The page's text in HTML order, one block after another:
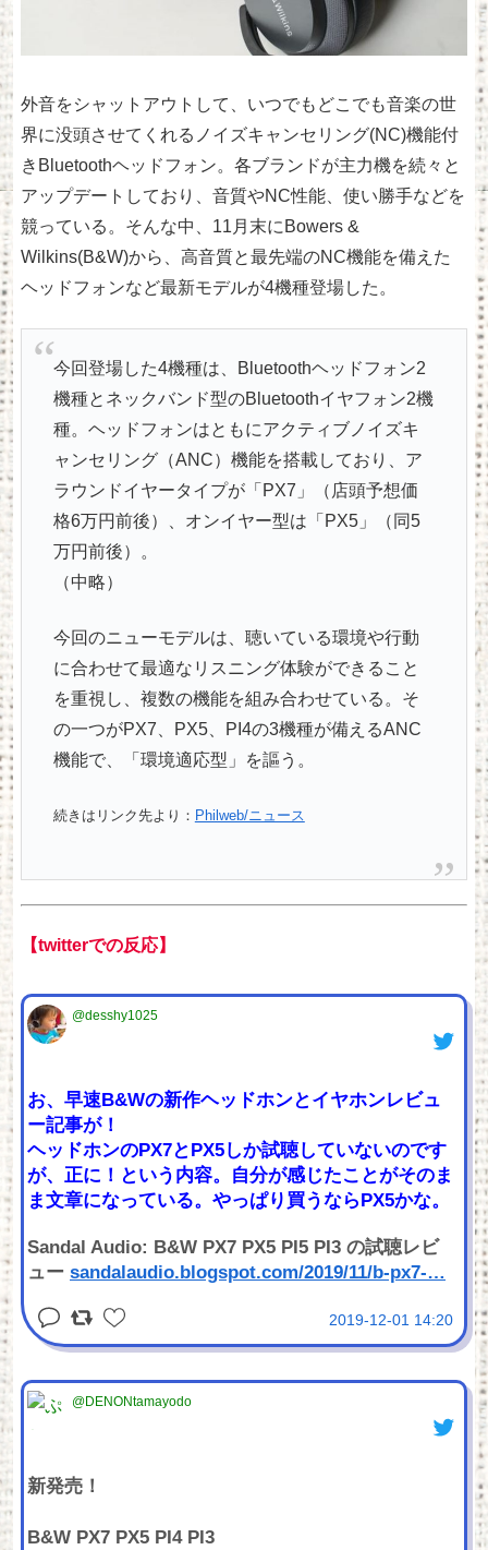
外音をシャットアウトして、いつでもどこでも音楽の世
界に没頭させてくれるノイズキャンセリング(NC)機能付
きBluetoothヘッドフォン。各ブランドが主力機を続々と
アップデートしており、音質やNC性能、使い勝手などを
競っている。そんな中、11月末にBowers &
Wilkins(B&W)から、高音質と最先端のNC機能を備えた
ヘッドフォンなど最新モデルが4機種登場した。
今回登場した4機種は、Bluetoothヘッドフォン2
機種とネックバンド型のBluetoothイヤフォン2機
種。ヘッドフォンはともにアクティブノイズキ
ャンセリング（ANC）機能を搭載しており、ア
ラウンドイヤータイプが「PX7」（店頭予想価
格6万円前後）、オンイヤー型は「PX5」（同5
万円前後）。
（中略）
今回のニューモデルは、聴いている環境や行動
に合わせて最適なリスニング体験ができること
を重視し、複数の機能を組み合わせている。そ
の一つがPX7、PX5、PI4の3機種が備えるANC
機能で、「環境適応型」を謳う。
続きはリンク先より： Philweb/ニュース
【twitterでの反応】
@desshy1025
お、早速B&Wの新作ヘッドホンとイヤホンレビュ
ー記事が！
ヘッドホンのPX7とPX5しか試聴していないのです
が、正に！という内容。自分が感じたことがそのま
ま文章になっている。やっぱり買うならPX5かな。
Sandal Audio: B&W PX7 PX5 PI5 PI3 の試聴レビ
ュー sandalaudio.blogspot.com/2019/11/b-px7-…
2019-12-01 14:20
@DENONtamayodo
新発売！
B&W PX7 PX5 PI4 PI3